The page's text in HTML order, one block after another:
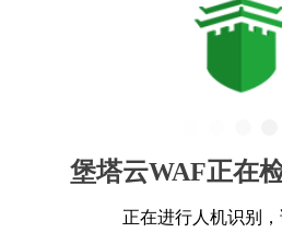
堡塔云WAF正在
正在进行人机识别